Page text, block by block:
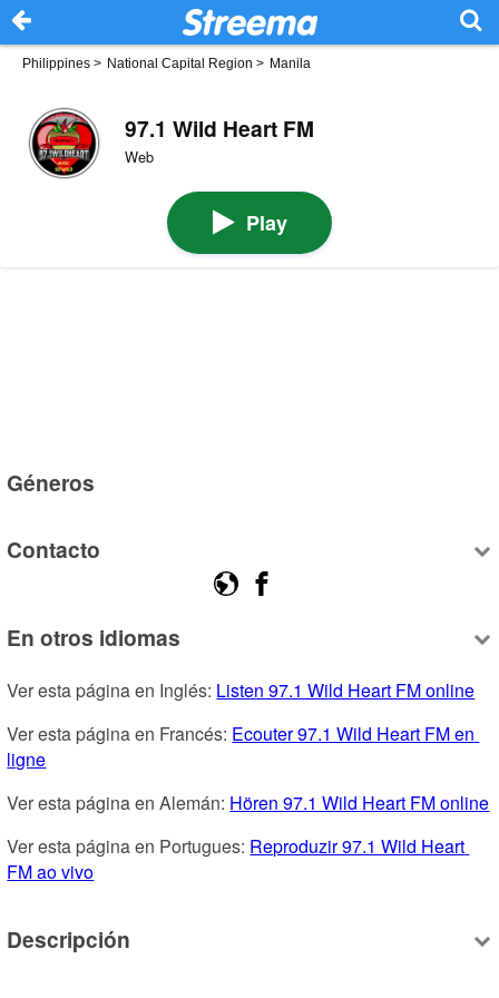
Philippines > National Capital Region > Manila
97.1 Wild Heart FM
Web
Play
Géneros
Contacto
En otros idiomas
Ver esta página en Inglés: Listen 97.1 Wild Heart FM online
Ver esta página en Francés: Ecouter 97.1 Wild Heart FM en
ligne
Ver esta página en Alemán: Hören 97.1 Wild Heart FM online
Ver esta página en Portugues: Reproduzir 97.1 Wild Heart
FM ao vivo
Descripción